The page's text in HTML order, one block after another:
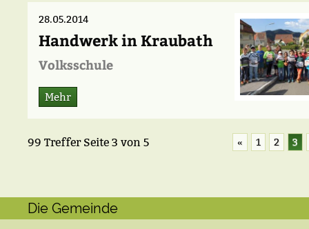
28.05.2014
Handwerk in Kraubath
Volksschule
Mehr
99 Treffer Seite 3 von 5 « 1 2 3
Die Gemeinde